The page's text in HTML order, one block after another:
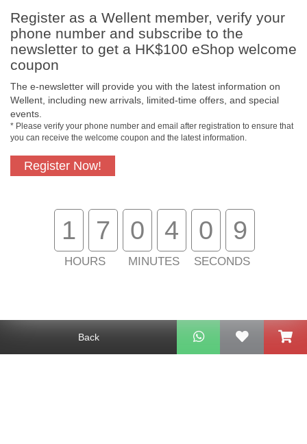
Back
Pickup
Free Delivery for
Purchase Over
$800
Customer Support
Customer Services
Support
Register as a Wellent member, verify your
phone number and subscribe to the
newsletter to get a HK$100 eShop welcome
coupon
The e-newsletter will provide you with the latest information on
Wellent, including new arrivals, limited-time offers, and special
events.
* Please verify your phone number and email after registration to ensure that
you can receive the welcome coupon and the latest information.
Register Now!
1 7
HOURS
0 4
MINUTES
0 9
SECONDS